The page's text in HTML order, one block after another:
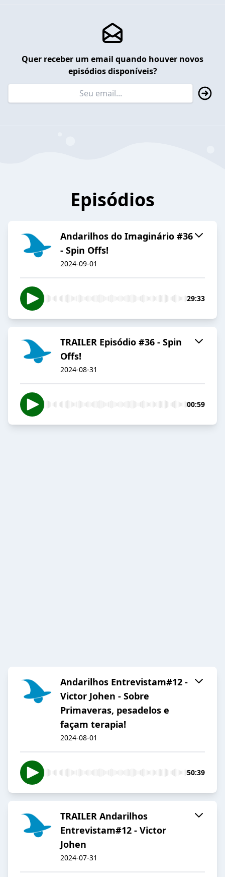
Quer receber um email quando houver novos
episódios disponíveis?
Episódios
Andarilhos do Imaginário #36
- Spin Offs!
2024-09-01
29:33
TRAILER Episódio #36 - Spin
Offs!
2024-08-31
00:59
Andarilhos Entrevistam#12 -
Victor Johen - Sobre
Primaveras, pesadelos e
façam terapia!
2024-08-01
50:39
TRAILER Andarilhos
Entrevistam#12 - Victor
Johen
2024-07-31